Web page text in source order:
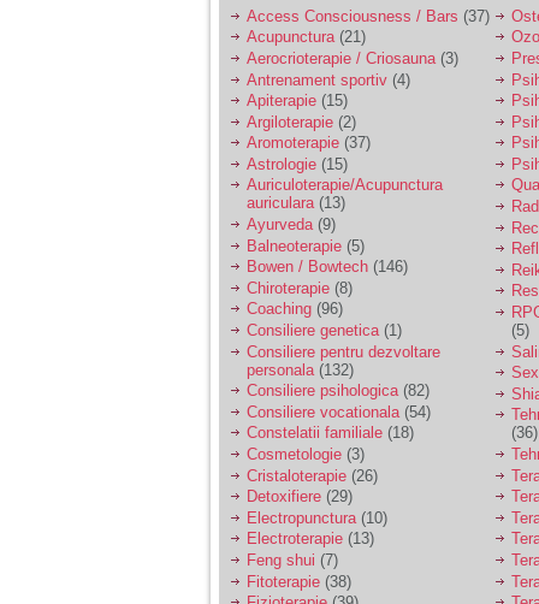
Ma aflu aici pentru ca
vreau sa stiu daca am
nevoie de un psiholog
sau psihiatru.
Sunt casatorita, am
31 de ani si un copil in
varsta de 2 ani care
mi-e lumina ochilor.
De ceva timp simt ca
mi s-a adunat
oboseala, o oboseala
cronica de care nu pot
scapa si simt ca din
cauza ei nu pot
controla nervii si
cateodata are copilul
de suferit.
Am o bariera peste
care nu pot trece:
prietena mea a ramas
insarcinata cu o fata.
Am fost de comun
acord sa facem un
copil, cu gandul ca e
baiat.
Access Consciousness / Bars (37)
Acupunctura(21)
Aerocrioterapie / Criosauna (3)
Antrenament sportiv (4)
Apiterapie (15)
Argiloterapie (2)
Aromoterapie (37)
Astrologie (15)
Auriculoterapie/Acupunctura
auriculara(13)
Ayurveda(9)
Balneoterapie (5)
Bowen / Bowtech (146)
Chiroterapie (8)
Coaching (96)
Consiliere genetica(1)
Consiliere pentru dezvoltare
personala (132)
Consiliere psihologica(82)
Consiliere vocationala (54)
Constelatii familiale (18)
Cosmetologie (3)
Cristaloterapie (26)
Detoxifiere (29)
Electropunctura (10)
Electroterapie (13)
Feng shui (7)
Fitoterapie (38)
(5)
(36)